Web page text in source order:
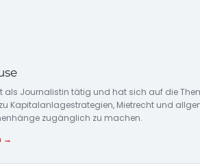
als Journalistin tätig und hat sich auf die
Kapitalanlagestrategien, Mietrecht und
zugänglich zu machen.
→